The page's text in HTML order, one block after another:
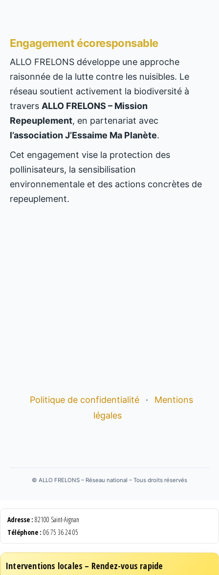
Engagement écoresponsable
ALLO FRELONS développe une approche
raisonnée de la lutte contre les nuisibles. Le
réseau soutient activement la biodiversité à
travers ALLO FRELONS – Mission
Repeuplement, en partenariat avec
l’association J’Essaime Ma Planète.
Cet engagement vise la protection des
pollinisateurs, la sensibilisation
environnementale et des actions concrètes de
repeuplement.
Politique de confidentialité ·
Mentions
légales
© ALLO FRELONS – Réseau national – Tous droits réservés
Adresse : 82100 Saint-Aignan
Téléphone : 06 75 36 24 05
Interventions locales – Rendez-vous rapide